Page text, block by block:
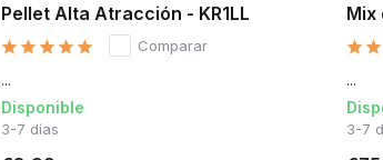
Pellet Alta Atracción - KR1LL
Comparar
...
Disponible
3-7 días
Mix
...
3-7